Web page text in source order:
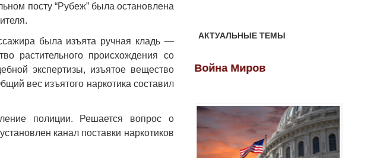
посту “Рубеж” была остановлена
была изъята ручная кладь —
растительного происхождения со
экспертизы, изъятое вещество
вес изъятого наркотика составил
полиции. Решается вопрос о
канал поставки наркотиков
АКТУАЛЬНЫЕ ТЕМЫ
Война Миров Война Миров